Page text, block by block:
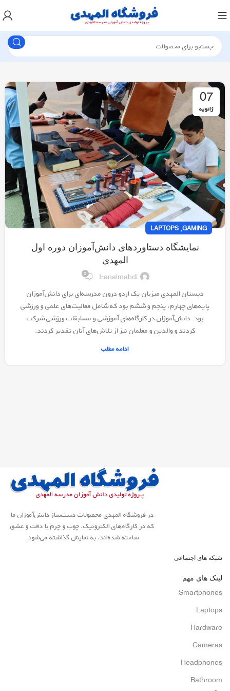
07
ژانویه
GAMING
,
LAPTOPS
نمایشگاه دستاوردهای دانش‌آموزان دوره اول
المهدی
Iranalmahdi
0
دبستان المهدی میزبان یک اردو درون مدرسه‌ای برای دانش‌آموزان
پایه‌های چهارم، پنجم و ششم بود که شامل فعالیت‌های علمی و ورزشی
بود. دانش‌آموزان در کارگاه‌های آموزشی و مسابقات ورزشی شرکت
کردند و والدین و معلمان نیز از تلاش‌های آنان تقدیر کردند.
ادامه مطلب
در فروشگاه المهدی محصولات دست‌ساز دانش‌آموزان ما
که در کارگاه‌های الکترونیک، چوب و چرم با دقت و عشق
ساخته شده‌اند، به نمایش گذاشته می‌شود.
شبکه های اجتماعی
لینک های مهم
Smartphones
Laptops
Hardware
Cameras
Headphones
Bathroom